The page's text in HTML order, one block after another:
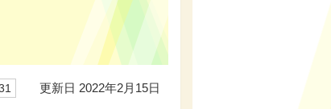
更新日 2022年2月15日